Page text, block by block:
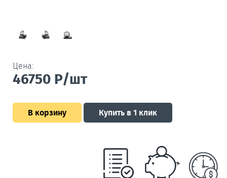
Цена:
46750 Р/шт
В корзину Купить в 1 клик